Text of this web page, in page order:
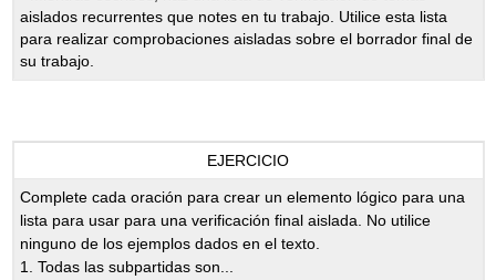
aislados recurrentes que notes en tu trabajo. Utilice esta lista
para realizar comprobaciones aisladas sobre el borrador final de
su trabajo.
EJERCICIO
Complete cada oración para crear un elemento lógico para una
lista para usar para una verificación final aislada. No utilice
ninguno de los ejemplos dados en el texto.
1. Todas las subpartidas son...